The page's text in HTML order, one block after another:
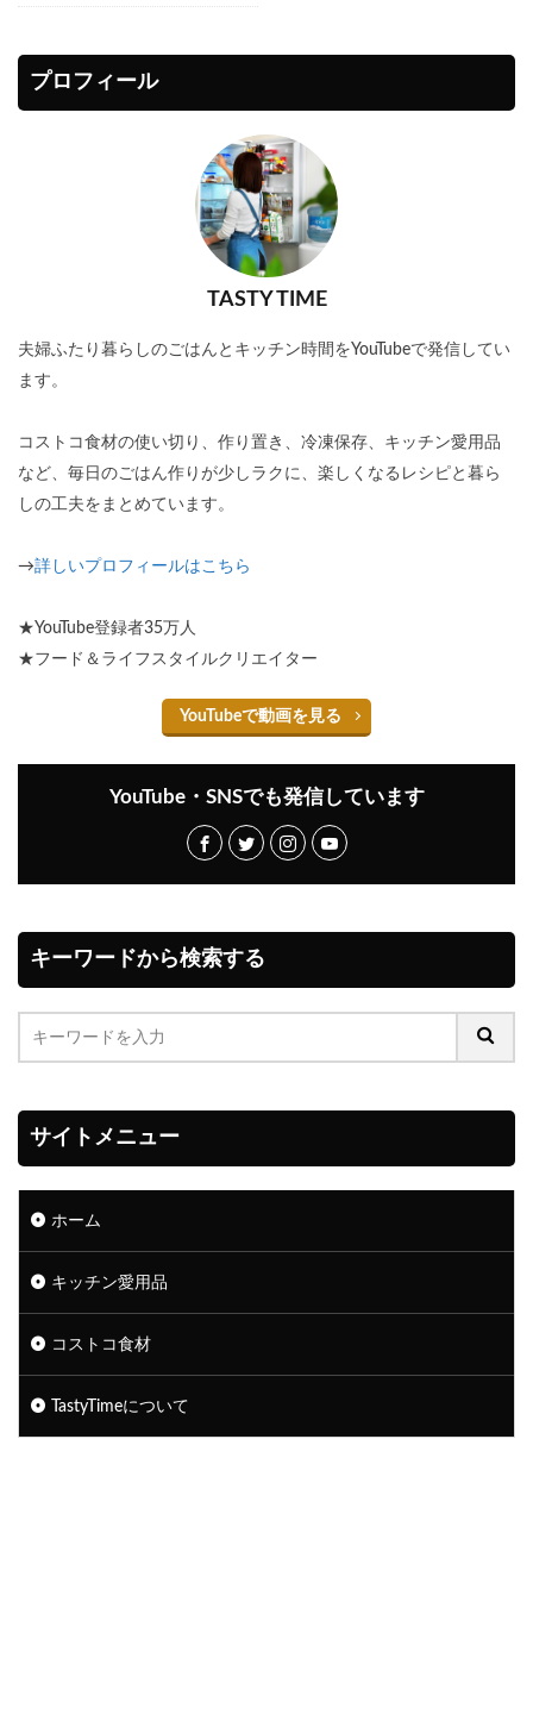
プロフィール
TASTY TIME
夫婦ふたり暮らしのごはんとキッチン時間をYouTubeで発信してい
ます。
コストコ食材の使い切り、作り置き、冷凍保存、キッチン愛用品
など、毎日のごはん作りが少しラクに、楽しくなるレシピと暮ら
しの工夫をまとめています。
→詳しいプロフィールはこちら
★YouTube登録者35万人
★フード＆ライフスタイルクリエイター
YouTubeで動画を見る
YouTube・SNSでも発信しています
キーワードから検索する
サイトメニュー
ホーム
キッチン愛用品
コストコ食材
TastyTimeについて